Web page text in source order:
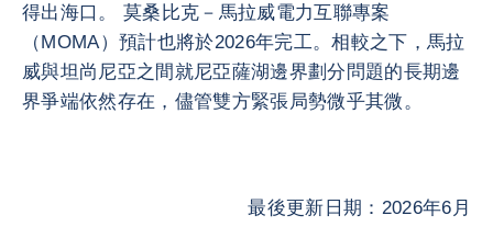
得出海口。 莫桑比克－馬拉威電力互聯專案
（MOMA）預計也將於2026年完工。相較之下，馬拉
威與坦尚尼亞之間就尼亞薩湖邊界劃分問題的長期邊
界爭端依然存在，儘管雙方緊張局勢微乎其微。
最後更新日期：2026年6月